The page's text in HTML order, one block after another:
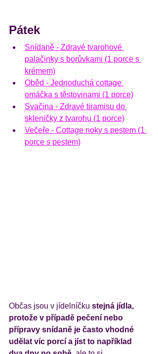
Pátek
Snídaně - Zdravé tvarohové
palačinky s borůvkami (1 porce s
krémem)
Oběd - Jednoduchá cottage
omáčka s těstovinami (1 porce)
Svačina - Zdravé tiramisu do
skleničky z tvarohu (1 porce)
Večeře - Cottage noky s pestem (1
porce s pestem)
Občas jsou v jídelníčku stejná jídla,
protože v případě pečení nebo
přípravy snídaně je často vhodné
udělat víc porcí a jíst to například